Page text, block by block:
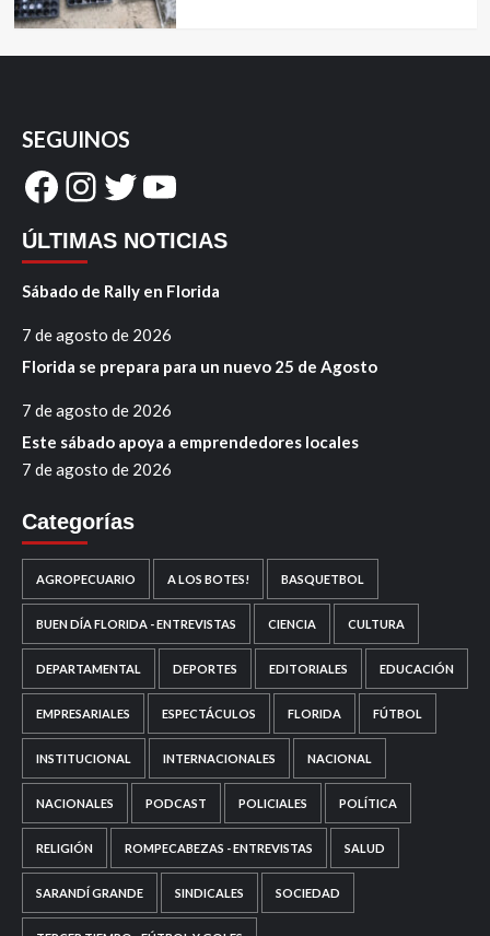
SEGUINOS
Facebook
Instagram
Twitter
YouTube
ÚLTIMAS NOTICIAS
Sábado de Rally en Florida
7 de agosto de 2026
Florida se prepara para un nuevo 25 de Agosto
7 de agosto de 2026
Este sábado apoya a emprendedores locales
7 de agosto de 2026
Categorías
AGROPECUARIO A LOS BOTES! BASQUETBOL
BUEN DÍA FLORIDA - ENTREVISTAS CIENCIA CULTURA
DEPARTAMENTAL DEPORTES EDITORIALES EDUCACIÓN
EMPRESARIALES ESPECTÁCULOS FLORIDA FÚTBOL
INSTITUCIONAL INTERNACIONALES NACIONAL
NACIONALES PODCAST POLICIALES POLÍTICA
RELIGIÓN ROMPECABEZAS - ENTREVISTAS SALUD
SARANDÍ GRANDE SINDICALES SOCIEDAD